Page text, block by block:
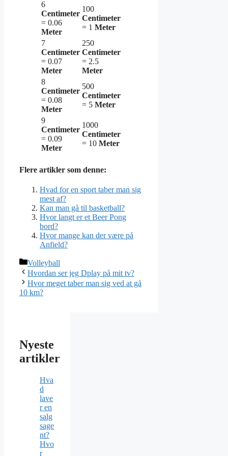
6
Centimeter
= 0.06
Meter
100
Centimeter
= 1 Meter
7
Centimeter
= 0.07
Meter
250
Centimeter
= 2.5
Meter
8
Centimeter
= 0.08
Meter
500
Centimeter
= 5 Meter
9
Centimeter
= 0.09
Meter
1000
Centimeter
= 10 Meter
Flere artikler som denne:
Hvad for en sport taber man sig
mest af?
Kan man gå til basketball?
Hvor langt er et Beer Pong
bord?
Hvor mange kan der være på
Anfield?
Kategorier
Volleyball
Hvordan ser jeg Dplay på mit tv?
Hvor meget taber man sig ved at gå
10 km?
Nyeste
artikler
Hva
d
lave
r en
salg
sage
nt?
Hvo
r